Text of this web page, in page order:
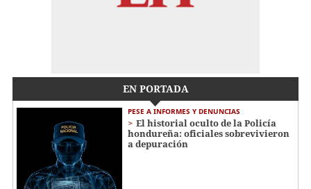
EN PORTADA
PESE A INFORMES Y DENUNCIAS
El historial oculto de la Policía
hondureña: oficiales sobrevivieron
a depuración